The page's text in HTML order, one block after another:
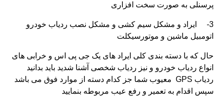
پرسنلی به صورت سخت افزاری
3-
ایراد و مشکل سیم کشی و مشکل نصب ردیاب خودرو
اتومبیل ماشین و موتورسیکلت
حال که با دسته بندی کلی ایراد های یک جی پی اس و خرابی های
انواع ردیاب خودرو و نیز ردیاب شخصی آشنا شدید باید بدانید
ردیاب GPS معیوب شما جز کدام دسته از موارد فوق می باشد
سپس اقدام به تعمیر و رفع عیب مربوطه بنمایید